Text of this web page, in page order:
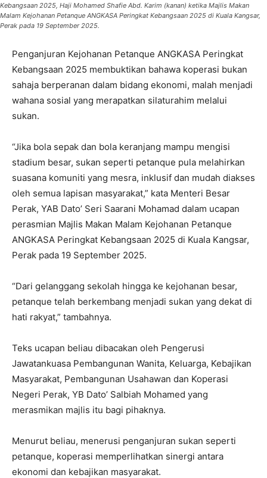
Kebangsaan 2025, Haji Mohamed Shafie Abd. Karim (kanan) ketika Majlis Makan
Malam Kejohanan Petanque ANGKASA Peringkat Kebangsaan 2025 di Kuala Kangsar,
Perak pada 19 September 2025.
Penganjuran Kejohanan Petanque ANGKASA Peringkat
Kebangsaan 2025 membuktikan bahawa koperasi bukan
sahaja berperanan dalam bidang ekonomi, malah menjadi
wahana sosial yang merapatkan silaturahim melalui
sukan.
“Jika bola sepak dan bola keranjang mampu mengisi
stadium besar, sukan seperti petanque pula melahirkan
suasana komuniti yang mesra, inklusif dan mudah diakses
oleh semua lapisan masyarakat,” kata Menteri Besar
Perak, YAB Dato’ Seri Saarani Mohamad dalam ucapan
perasmian Majlis Makan Malam Kejohanan Petanque
ANGKASA Peringkat Kebangsaan 2025 di Kuala Kangsar,
Perak pada 19 September 2025.
“Dari gelanggang sekolah hingga ke kejohanan besar,
petanque telah berkembang menjadi sukan yang dekat di
hati rakyat,” tambahnya.
Teks ucapan beliau dibacakan oleh Pengerusi
Jawatankuasa Pembangunan Wanita, Keluarga, Kebajikan
Masyarakat, Pembangunan Usahawan dan Koperasi
Negeri Perak, YB Dato’ Salbiah Mohamed yang
merasmikan majlis itu bagi pihaknya.
Menurut beliau, menerusi penganjuran sukan seperti
petanque, koperasi memperlihatkan sinergi antara
ekonomi dan kebajikan masyarakat.